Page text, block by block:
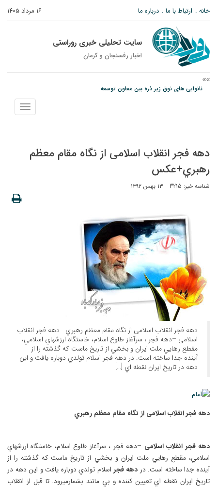
۱۶ مرداد ۱۴۰۵ خانه ارتباط با ما درباره ما
سایت تحلیلی خبری روراستی
اخبار رفسنجان و كرمان
نانوایی های نوق زیر ذره بین معاون توسعه
پیام رئیس کل دادگستری استان کرمان به مناسبت ۱۷ مردادماه سالروز شهادت شهید
نمایش
منو
دهه فجر انقلاب اسلامی از نگاه مقام معظم
رهبري+عکس
شناسه خبر: 3215 ۱۳ بهمن ۱۳۹۲
دهه فجر انقلاب اسلامی از نگاه مقام معظم رهبري دهه فجر انقلاب
اسلامی –دهه فجر ،‌ سرآغاز طلوع اسلام،‌ خاستگاه ارزشهاي اسلامي،
مقطع رهايي ملت ايران و بخشي از تاريخ ماست كه گذشته را از
آينده جدا ساخته است. در دهه فجر اسلام تولدي دوباره يافت و اين
دهه در تاريخ ايران نقطه اي […]
دهه فجر انقلاب اسلامی از نگاه مقام معظم رهبري
دهه فجر انقلاب اسلامی –دهه فجر ،‌ سرآغاز طلوع اسلام،‌ خاستگاه ارزشهاي
اسلامي، مقطع رهايي ملت ايران و بخشي از تاريخ ماست كه گذشته را از
آينده جدا ساخته است. در دهه فجر اسلام تولدي دوباره يافت و اين دهه در
تاريخ ايران نقطه اي تعيين كننده و بي مانند بشمارميرود. تا قبل از انقلاب